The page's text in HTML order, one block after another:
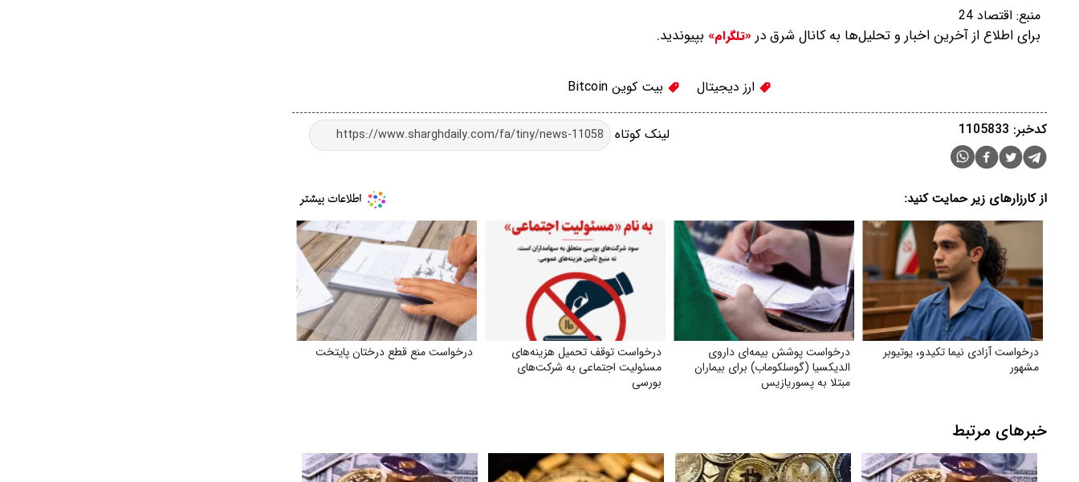
منبع: اقتصاد 24
برای اطلاع از آخرین اخبار و تحلیل‌ها به کانال شرق در «تلگرام» بپیوندید.
ارز دیجیتال بیت کوین Bitcoin
لینک کوتاه کدخبر: 1105833
از کارزارهای زیر حمایت کنید:
درخواست آزادی نیما تکیدو، یوتیوبر
مشهور
درخواست پوشش بیمه‌ای داروی
الدیکسیا (گوسلکوماب) برای بیماران
مبتلا به پسوریازیس
درخواست توقف تحمیل هزینه‌های
مسئولیت اجتماعی به شرکت‌های
بورسی
درخواست منع قطع درختان پایتخت
خبرهای مرتبط